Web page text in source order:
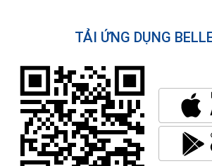
TẢI ỨNG DỤNG